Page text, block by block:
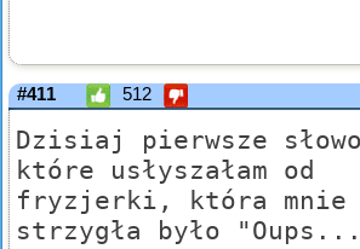
#411 512
Dzisiaj pierwsze
które usłyszałam od
fryzjerki, która mnie
strzygła było